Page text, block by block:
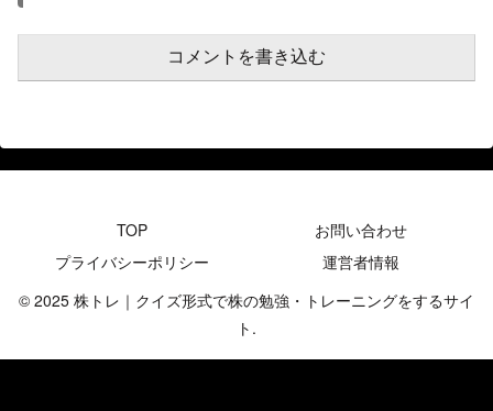
コメントを書き込む
TOP
お問い合わせ
プライバシーポリシー
運営者情報
© 2025 株トレ｜クイズ形式で株の勉強・トレーニングをするサイ
ト.